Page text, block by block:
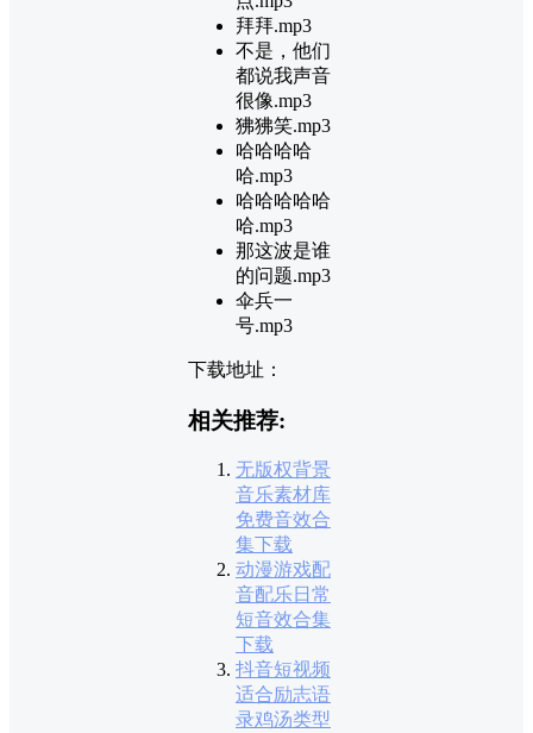
拜拜.mp3
不是，他们
都说我声音
很像.mp3
狒狒笑.mp3
哈哈哈哈
哈.mp3
哈哈哈哈哈
哈.mp3
那这波是谁
的问题.mp3
伞兵一
号.mp3
下载地址：
相关推荐:
无版权背景
音乐素材库
免费音效合
集下载
动漫游戏配
音配乐日常
短音效合集
下载
抖音短视频
适合励志语
录鸡汤类型